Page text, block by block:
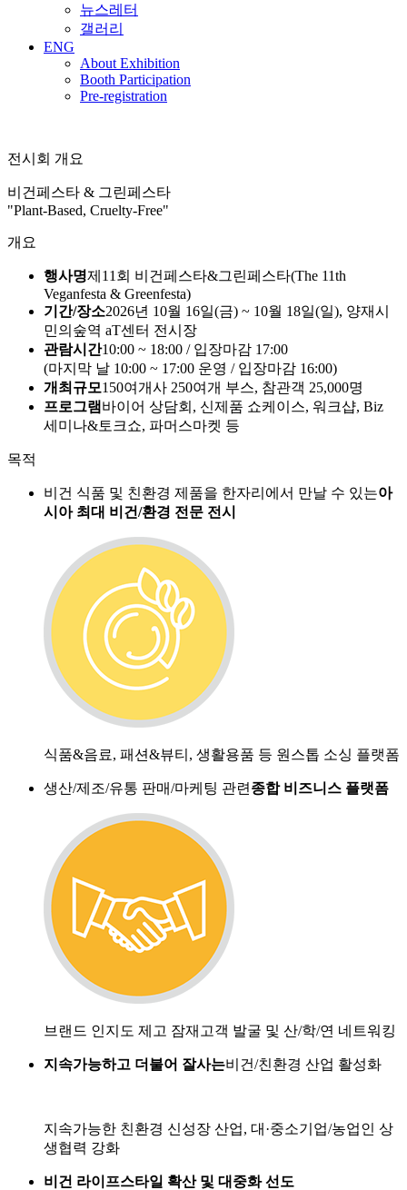
뉴스레터
갤러리
ENG
About Exhibition
Booth Participation
Pre-registration
전시회 개요
비건페스타 & 그린페스타
"Plant-Based, Cruelty-Free"
개요
행사명제11회 비건페스타&그린페스타(The 11th
Veganfesta & Greenfesta)
기간/장소2026년 10월 16일(금) ~ 10월 18일(일), 양재시
민의숲역 aT센터 전시장
관람시간10:00 ~ 18:00 / 입장마감 17:00
(마지막 날 10:00 ~ 17:00 운영 / 입장마감 16:00)
개최규모150여개사 250여개 부스, 참관객 25,000명
프로그램바이어 상담회, 신제품 쇼케이스, 워크샵, Biz
세미나&토크쇼, 파머스마켓 등
목적
비건 식품 및 친환경 제품을 한자리에서 만날 수 있는아
시아 최대 비건/환경 전문 전시
식품&음료, 패션&뷰티, 생활용품 등 원스톱 소싱 플랫폼
생산/제조/유통 판매/마케팅 관련 종합 비즈니스 플랫폼
브랜드 인지도 제고 잠재고객 발굴 및 산/학/연 네트워킹
지속가능하고 더불어 잘사는비건/친환경 산업 활성화
지속가능한 친환경 신성장 산업, 대·중소기업/농업인 상
생협력 강화
비건 라이프스타일 확산 및 대중화 선도